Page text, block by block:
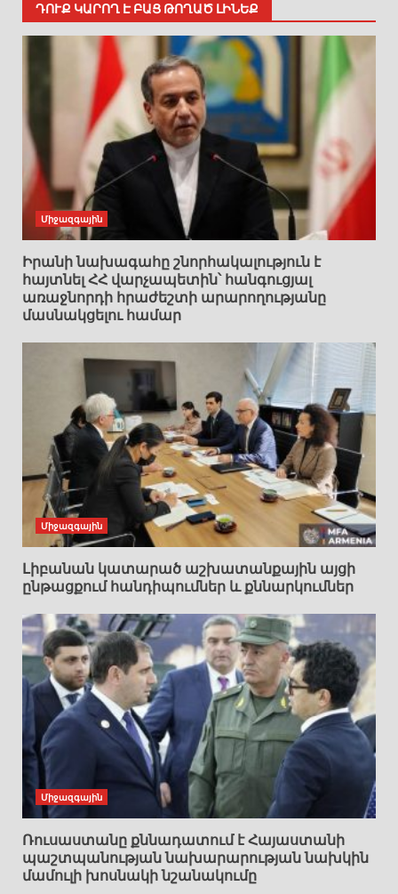
ԴՈՒՔ ԿԱՐՈՂ Է ԲԱՑ ԹՈՂԱԾ ԼԻՆԵՔ
Միջազգային
Իրանի նախագահը շնորհակալություն է
հայտնել ՀՀ վարչապետին՝ հանգուցյալ
առաջնորդի հրաժեշտի արարողությանը
մասնակցելու համար
Միջազգային
Լիբանան կատարած աշխատանքային այցի
ընթացքում հանդիպումներ և քննարկումներ
Միջազգային
Ռուսաստանը քննադատում է Հայաստանի
պաշտպանության նախարարության նախկին
մամուլի խոսնակի նշանակումը